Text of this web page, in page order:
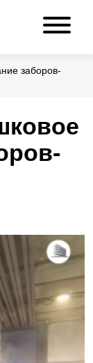
заборов-